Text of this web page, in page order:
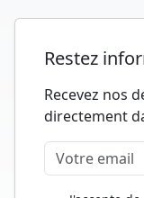
Restez
Recevez nos
directement